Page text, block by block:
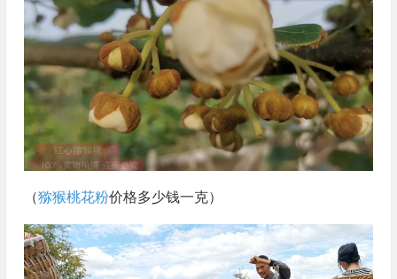
（猕猴桃花粉价格多少钱一克）